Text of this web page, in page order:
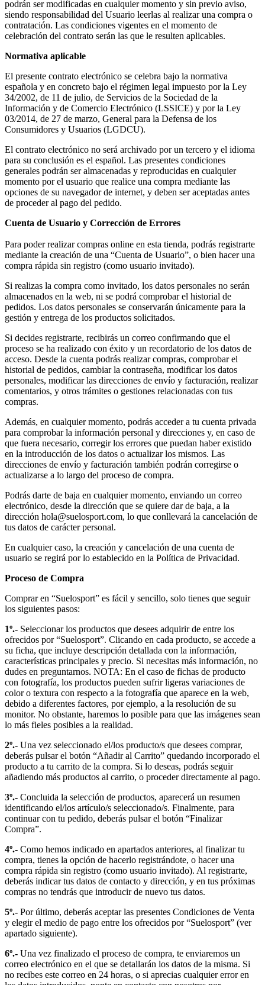
podrán ser modificadas en cualquier momento y sin previo aviso,
siendo responsabilidad del Usuario leerlas al realizar una compra o
contratación. Las condiciones vigentes en el momento de
celebración del contrato serán las que le resulten aplicables.
Normativa aplicable
El presente contrato electrónico se celebra bajo la normativa
española y en concreto bajo el régimen legal impuesto por la Ley
34/2002, de 11 de julio, de Servicios de la Sociedad de la
Información y de Comercio Electrónico (LSSICE) y por la Ley
03/2014, de 27 de marzo, General para la Defensa de los
Consumidores y Usuarios (LGDCU).
El contrato electrónico no será archivado por un tercero y el idioma
para su conclusión es el español. Las presentes condiciones
generales podrán ser almacenadas y reproducidas en cualquier
momento por el usuario que realice una compra mediante las
opciones de su navegador de internet, y deben ser aceptadas antes
de proceder al pago del pedido.
Cuenta de Usuario y Corrección de Errores
Para poder realizar compras online en esta tienda, podrás registrarte
mediante la creación de una “Cuenta de Usuario”, o bien hacer una
compra rápida sin registro (como usuario invitado).
Si realizas la compra como invitado, los datos personales no serán
almacenados en la web, ni se podrá comprobar el historial de
pedidos. Los datos personales se conservarán únicamente para la
gestión y entrega de los productos solicitados.
Si decides registrarte, recibirás un correo confirmando que el
proceso se ha realizado con éxito y un recordatorio de los datos de
acceso. Desde la cuenta podrás realizar compras, comprobar el
historial de pedidos, cambiar la contraseña, modificar los datos
personales, modificar las direcciones de envío y facturación, realizar
comentarios, y otros trámites o gestiones relacionadas con tus
compras.
Además, en cualquier momento, podrás acceder a tu cuenta privada
para comprobar la información personal y direcciones y, en caso de
que fuera necesario, corregir los errores que puedan haber existido
en la introducción de los datos o actualizar los mismos. Las
direcciones de envío y facturación también podrán corregirse o
actualizarse a lo largo del proceso de compra.
Podrás darte de baja en cualquier momento, enviando un correo
electrónico, desde la dirección que se quiere dar de baja, a la
dirección hola@suelosport.com, lo que conllevará la cancelación de
tus datos de carácter personal.
En cualquier caso, la creación y cancelación de una cuenta de
usuario se regirá por lo establecido en la Política de Privacidad.
Proceso de Compra
Comprar en “Suelosport” es fácil y sencillo, solo tienes que seguir
los siguientes pasos:
1º.- Seleccionar los productos que desees adquirir de entre los
ofrecidos por “Suelosport”. Clicando en cada producto, se accede a
su ficha, que incluye descripción detallada con la información,
características principales y precio. Si necesitas más información, no
dudes en preguntarnos. NOTA: En el caso de fichas de producto
con fotografía, los productos pueden sufrir ligeras variaciones de
color o textura con respecto a la fotografía que aparece en la web,
debido a diferentes factores, por ejemplo, a la resolución de su
monitor. No obstante, haremos lo posible para que las imágenes sean
lo más fieles posibles a la realidad.
2º.- Una vez seleccionado el/los producto/s que desees comprar,
deberás pulsar el botón “Añadir al Carrito” quedando incorporado el
producto a tu carrito de la compra. Si lo deseas, podrás seguir
añadiendo más productos al carrito, o proceder directamente al pago.
3º.- Concluida la selección de productos, aparecerá un resumen
identificando el/los artículo/s seleccionado/s. Finalmente, para
continuar con tu pedido, deberás pulsar el botón “Finalizar
Compra”.
4º.- Como hemos indicado en apartados anteriores, al finalizar tu
compra, tienes la opción de hacerlo registrándote, o hacer una
compra rápida sin registro (como usuario invitado). Al registrarte,
deberás indicar tus datos de contacto y dirección, y en tus próximas
compras no tendrás que introducir de nuevo tus datos.
5º.- Por último, deberás aceptar las presentes Condiciones de Venta
y elegir el medio de pago entre los ofrecidos por “Suelosport” (ver
apartado siguiente).
6º.- Una vez finalizado el proceso de compra, te enviaremos un
correo electrónico en el que se detallarán los datos de la misma. Si
no recibes este correo en 24 horas, o si aprecias cualquier error en